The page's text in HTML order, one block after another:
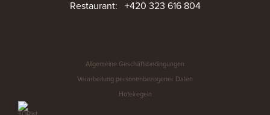
Restaurant: +420 323 616 804
Allgemeine Geschäftsbedingungen
Verarbeitung personenbezogener Daten
Hotelregeln